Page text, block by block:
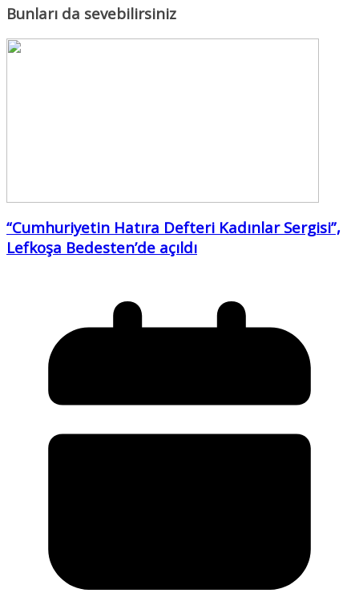
Bunları da sevebilirsiniz
“Cumhuriyetin Hatıra Defteri Kadınlar Sergisi”,
Lefkoşa Bedesten’de açıldı